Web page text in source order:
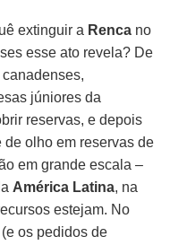
extinguir a Renca no
esse ato revela? De
júniores da
reservas, e depois
olho em reservas de
em grande escala –
América Latina, na
estejam. No
os pedidos de